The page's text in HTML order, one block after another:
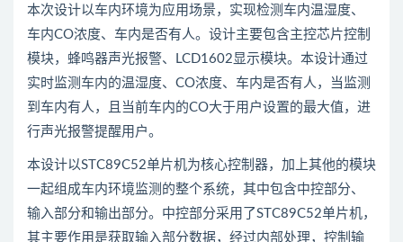
本次设计以车内环境为应用场景，实现检测车内温湿度、
车内CO浓度、车内是否有人。设计主要包含主控芯片控制
模块，蜂鸣器声光报警、LCD1602显示模块。本设计通过
实时监测车内的温湿度、CO浓度、车内是否有人，当监测
到车内有人，且当前车内的CO大于用户设置的最大值，进
行声光报警提醒用户。
本设计以STC89C52单片机为核心控制器，加上其他的模块
一起组成车内环境监测的整个系统，其中包含中控部分、
输入部分和输出部分。中控部分采用了STC89C52单片机，
其主要作用是获取输入部分数据，经过内部处理，控制输